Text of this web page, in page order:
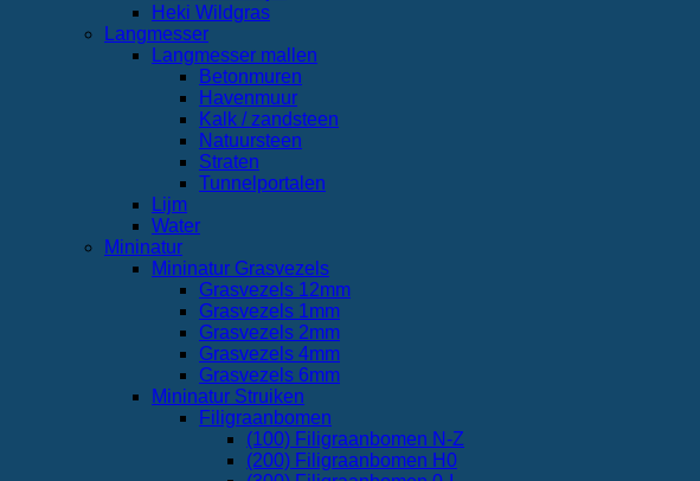
Heki Wildgras
Langmesser
Langmesser mallen
Betonmuren
Havenmuur
Kalk / zandsteen
Natuursteen
Straten
Tunnelportalen
Lijm
Water
Mininatur
Mininatur Grasvezels
Grasvezels 12mm
Grasvezels 1mm
Grasvezels 2mm
Grasvezels 4mm
Grasvezels 6mm
Mininatur Struiken
Filigraanbomen
(100) Filigraanbomen N-Z
(200) Filigraanbomen H0